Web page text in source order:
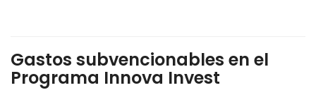
Gastos subvencionables en el
Programa Innova Invest